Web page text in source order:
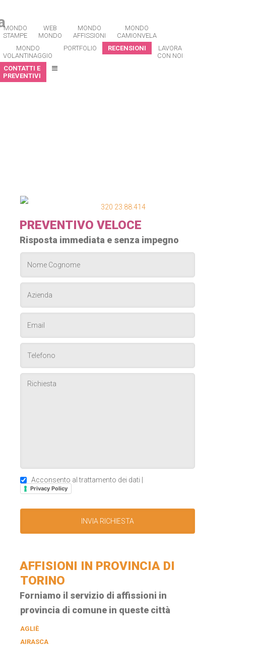
MONDO
STAMPE
WEB
MONDO
MONDO
AFFISSIONI
MONDO
CAMIONVELA
MONDO
VOLANTINAGGIO
PORTFOLIO RECENSIONI
LAVORA
CON NOI
CONTATTI E
PREVENTIVI
320 23.88.414
PREVENTIVO VELOCE
Risposta immediata e senza impegno
Acconsento al trattamento dei dati |
Privacy Policy
AFFISIONI IN PROVINCIA DI
TORINO
Forniamo il servizio di affissioni in
provincia di comune in queste città
AGLIÈ
AIRASCA